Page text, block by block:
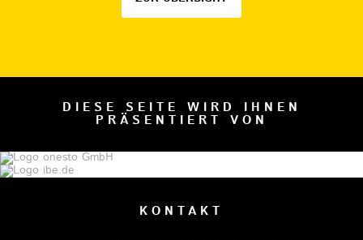
DIESE SEITE WIRD IHNEN
PRÄSENTIERT VON
KONTAKT